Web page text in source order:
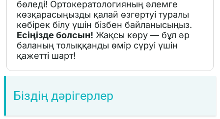
бөледі! Ортокератологияның әлемге
көзқарасыңызды қалай өзгертуі туралы
көбірек білу үшін бізбен байланысыңыз.
Есіңізде болсын! Жақсы көру — бұл әр
баланың толыққанды өмір сүруі үшін
қажетті шарт!
Біздің дәрігерлер